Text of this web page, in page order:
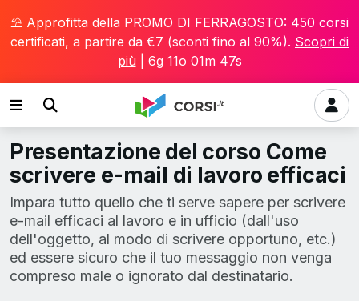
⛱️ Approfitta della PROMO DI FERRAGOSTO: 450 corsi
certificati, a partire da €7 (sconti fino al 90%). Scopri di
più
6g 11o 01m 46s
Presentazione del corso Come
scrivere e-mail di lavoro efficaci
Impara tutto quello che ti serve sapere per scrivere
e-mail efficaci al lavoro e in ufficio (dall'uso
dell'oggetto, al modo di scrivere opportuno, etc.)
ed essere sicuro che il tuo messaggio non venga
compreso male o ignorato dal destinatario.